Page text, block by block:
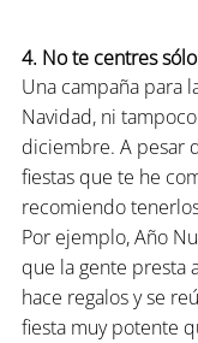
4. No te centres
Una campaña para
Navidad, ni
diciembre. A pesar
fiestas que te he
recomiendo
Por ejemplo, Año
que la gente presta
hace regalos y se
fiesta muy potente